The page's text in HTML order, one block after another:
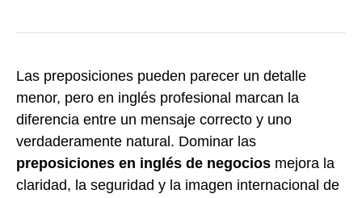
Las preposiciones pueden parecer un detalle
menor, pero en inglés profesional marcan la
diferencia entre un mensaje correcto y uno
verdaderamente natural. Dominar las
preposiciones en inglés de negocios mejora la
claridad, la seguridad y la imagen internacional de